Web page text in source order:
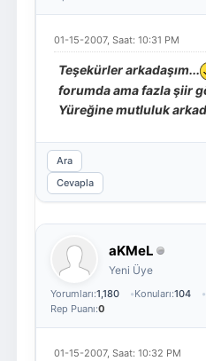
01-15-2007, Saat: 10:31 PM
Teşekürler arkadaşım...
forumda ama fazla şiir
Yüreğine mutluluk
Ara
Cevapla
aKMeL
Yeni Üye
Yorumları:1,180 Konuları:104
Rep Puanı:0
01-15-2007, Saat: 10:32 PM